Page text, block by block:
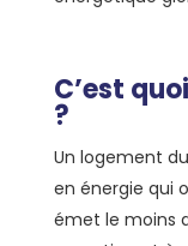
C’est
?
Un logement
en énergie qui
émet le moins